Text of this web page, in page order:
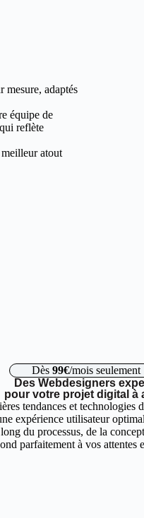
mesure, adaptés
équipe de
qui reflète
atout
Dès 99€/mois seulement
Des Webdesigners
pour votre projet digital à
tendances et
expérience utilisateur
du processus, de la
parfaitement à vos attentes